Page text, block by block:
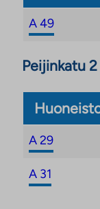
A 49
Peijinkatu 2
A 29
A 31